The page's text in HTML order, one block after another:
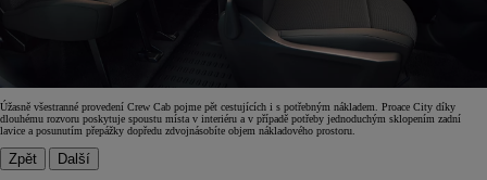
Úžasně všestranné provedení Crew Cab pojme pět cestujících i s potřebným nákladem. Proace City díky
dlouhému rozvoru poskytuje spoustu místa v interiéru a v případě potřeby jednoduchým sklopením zadní
lavice a posunutím přepážky dopředu zdvojnásobíte objem nákladového prostoru.
Zpět Další